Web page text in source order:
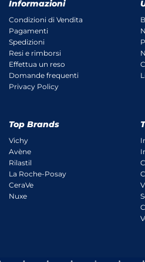
Informazioni
Condizioni di Vendita
Pagamenti
Spedizioni
Resi e rimborsi
Effettua un reso
Domande frequenti
Privacy Policy
Top Brands
Vichy
Avène
Rilastil
La Roche-Posay
CeraVe
Nuxe